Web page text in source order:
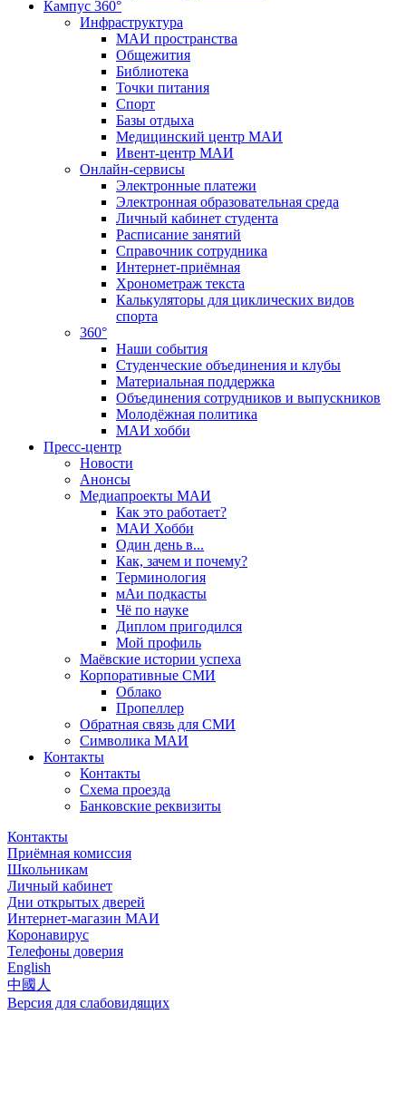
Кампус 360°
Инфраструктура
МАИ пространства
Общежития
Библиотека
Точки питания
Спорт
Базы отдыха
Медицинский центр МАИ
Ивент-центр МАИ
Онлайн-сервисы
Электронные платежи
Электронная образовательная среда
Личный кабинет студента
Расписание занятий
Справочник сотрудника
Интернет-приёмная
Хронометраж текста
Калькуляторы для циклических видов
спорта
360°
Наши события
Студенческие объединения и клубы
Материальная поддержка
Объединения сотрудников и выпускников
Молодёжная политика
МАИ хобби
Пресс-центр
Новости
Анонсы
Медиапроекты МАИ
Как это работает?
МАИ Хобби
Один день в...
Как, зачем и почему?
Терминология
мАи подкасты
Чё по науке
Диплом пригодился
Мой профиль
Маёвские истории успеха
Корпоративные СМИ
Облако
Пропеллер
Обратная связь для СМИ
Символика МАИ
Контакты
Контакты
Схема проезда
Банковские реквизиты
Контакты
Приёмная комиссия
Школьникам
Личный кабинет
Дни открытых дверей
Интернет-магазин МАИ
Коронавирус
Телефоны доверия
English
中國人
Версия для слабовидящих